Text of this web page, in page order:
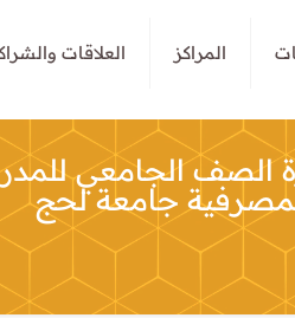
المراكز العلاقات
الصف الجامعي
جامعة لحج